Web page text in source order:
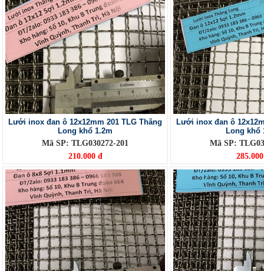
Lưới inox đan ô 12x12mm 201 TLG Thăng
Long khổ 1.2m
Mã SP: TLG030272-201
210.000 đ
Lưới inox đan ô
Long khổ
Mã SP: